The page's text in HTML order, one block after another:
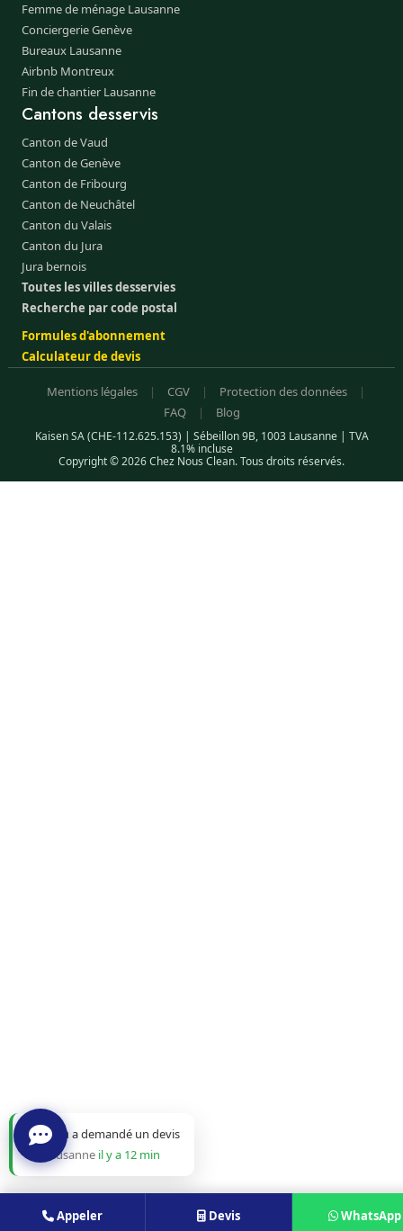
Femme de ménage Lausanne
Conciergerie Genève
Bureaux Lausanne
Airbnb Montreux
Fin de chantier Lausanne
Cantons desservis
Canton de Vaud
Canton de Genève
Canton de Fribourg
Canton de Neuchâtel
Canton du Valais
Canton du Jura
Jura bernois
Toutes les villes desservies
Recherche par code postal
Formules d'abonnement
Calculateur de devis
Mentions légales | CGV | Protection des données
|
FAQ
| Blog
Kaisen SA (CHE-112.625.153) | Sébeillon 9B, 1003 Lausanne | TVA
8.1% incluse
Copyright © 2026 Chez Nous Clean. Tous droits réservés.
Appeler Devis WhatsApp
Nadia a demandé un devis
à Lausanne il y a 12 min